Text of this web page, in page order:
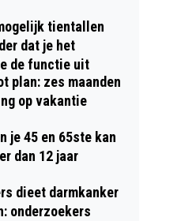
tientallen
dat je het
de functie uit
plan: zes maanden
op vakantie
je 45 en 65ste kan
dan 12 jaar
dieet darmkanker
onderzoekers